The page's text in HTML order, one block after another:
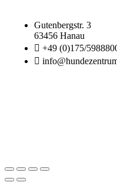
Gutenbergstr. 3
63456 Hanau
+49 (0)175/